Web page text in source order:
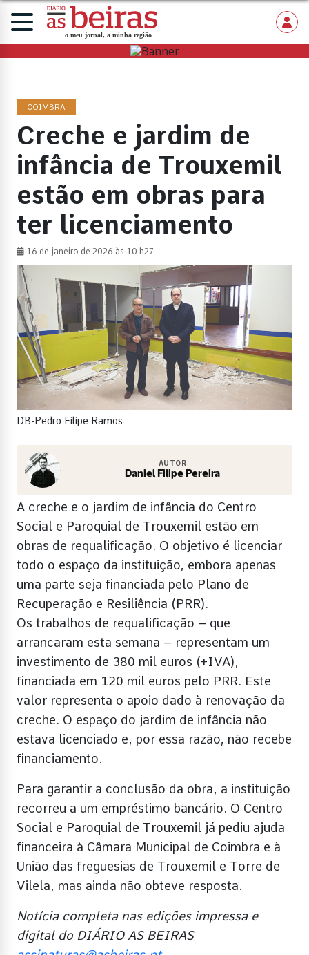
COIMBRA
Creche e jardim de
infância de Trouxemil
estão em obras para
ter licenciamento
16 de janeiro de 2026 às 10 h27
DB-Pedro Filipe Ramos
AUTOR
Daniel Filipe Pereira
A creche e o jardim de infância do Centro
Social e Paroquial de Trouxemil estão em
obras de requalificação. O objetivo é licenciar
todo o espaço da instituição, embora apenas
uma parte seja financiada pelo Plano de
Recuperação e Resiliência (PRR).
Os trabalhos de requalificação – que
arrancaram esta semana – representam um
investimento de 380 mil euros (+IVA),
financiada em 120 mil euros pelo PRR. Este
valor representa o apoio dado à renovação da
creche. O espaço do jardim de infância não
estava licenciado e, por essa razão, não recebe
financiamento.
Para garantir a conclusão da obra, a instituição
recorreu a um empréstimo bancário. O Centro
Social e Paroquial de Trouxemil já pediu ajuda
financeira à Câmara Municipal de Coimbra e à
União das freguesias de Trouxemil e Torre de
Vilela, mas ainda não obteve resposta.
Notícia completa nas edições impressa e
digital do DIÁRIO AS BEIRAS